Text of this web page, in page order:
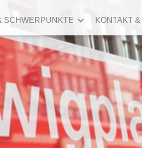
SCHWERPUNKTE KONTAKT